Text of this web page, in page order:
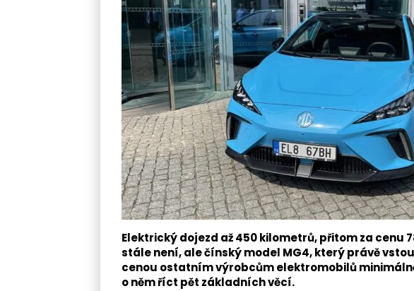
Elektrický dojezd až 450 kilometrů, přitom za cenu
stále není, ale čínský model MG4, který právě
cenou ostatním výrobcům elektromobilů
o něm říct pět základních věcí.